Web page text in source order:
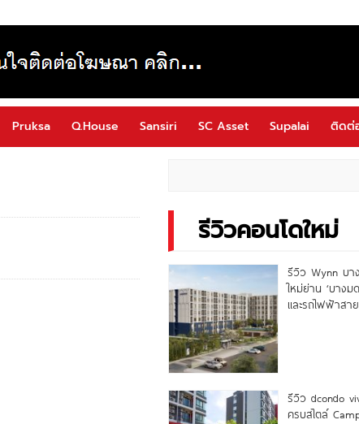
Pruksa Q.House Sansiri SC Asset Supalai ติดต่
รีวิวคอนโดใหม่
รีวิว Wynn บา
ใหม่ย่าน ‘บาง
และรถไฟฟ้าสา
รีวิว dcondo
ครบสไตล์